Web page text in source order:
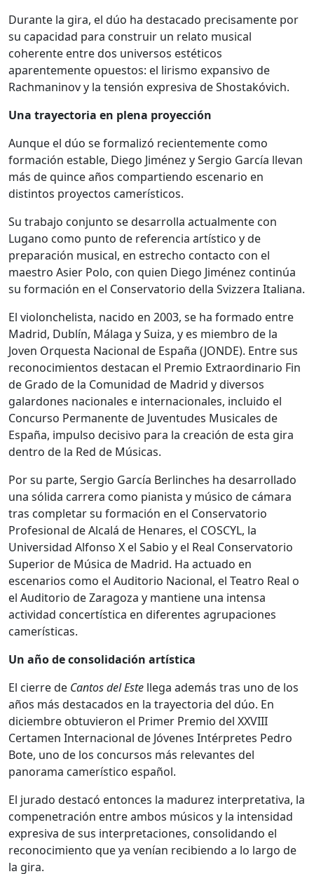
Durante la gira, el dúo ha destacado precisamente por
su capacidad para construir un relato musical
coherente entre dos universos estéticos
aparentemente opuestos: el lirismo expansivo de
Rachmaninov y la tensión expresiva de Shostakóvich.
Una trayectoria en plena proyección
Aunque el dúo se formalizó recientemente como
formación estable, Diego Jiménez y Sergio García llevan
más de quince años compartiendo escenario en
distintos proyectos camerísticos.
Su trabajo conjunto se desarrolla actualmente con
Lugano como punto de referencia artístico y de
preparación musical, en estrecho contacto con el
maestro Asier Polo, con quien Diego Jiménez continúa
su formación en el Conservatorio della Svizzera Italiana.
El violonchelista, nacido en 2003, se ha formado entre
Madrid, Dublín, Málaga y Suiza, y es miembro de la
Joven Orquesta Nacional de España (JONDE). Entre sus
reconocimientos destacan el Premio Extraordinario Fin
de Grado de la Comunidad de Madrid y diversos
galardones nacionales e internacionales, incluido el
Concurso Permanente de Juventudes Musicales de
España, impulso decisivo para la creación de esta gira
dentro de la Red de Músicas.
Por su parte, Sergio García Berlinches ha desarrollado
una sólida carrera como pianista y músico de cámara
tras completar su formación en el Conservatorio
Profesional de Alcalá de Henares, el COSCYL, la
Universidad Alfonso X el Sabio y el Real Conservatorio
Superior de Música de Madrid. Ha actuado en
escenarios como el Auditorio Nacional, el Teatro Real o
el Auditorio de Zaragoza y mantiene una intensa
actividad concertística en diferentes agrupaciones
camerísticas.
Un año de consolidación artística
El cierre de Cantos del Este llega además tras uno de los
años más destacados en la trayectoria del dúo. En
diciembre obtuvieron el Primer Premio del XXVIII
Certamen Internacional de Jóvenes Intérpretes Pedro
Bote, uno de los concursos más relevantes del
panorama camerístico español.
El jurado destacó entonces la madurez interpretativa, la
compenetración entre ambos músicos y la intensidad
expresiva de sus interpretaciones, consolidando el
reconocimiento que ya venían recibiendo a lo largo de
la gira.